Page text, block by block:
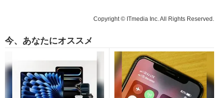
Copyright © ITmedia Inc. All Rights Reserved.
今、あなたにオススメ